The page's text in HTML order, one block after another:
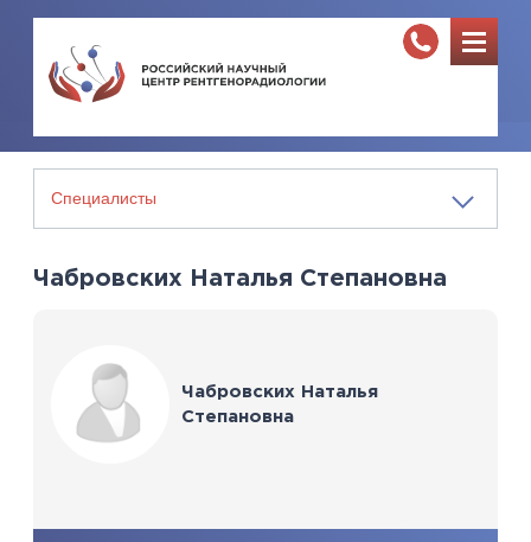
Чабровских Наталья Степановна
Чабровских Наталья
Степановна